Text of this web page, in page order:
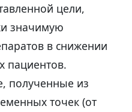
цели,
значимую
в снижении
пациентов.
полученные из
точек (от